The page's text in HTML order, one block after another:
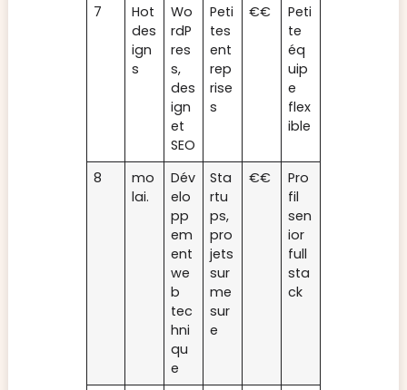
7
Hot
des
ign
s
Wo
rdP
res
s,
des
ign
et
SEO
Peti
tes
ent
rep
rise
s
€€
Peti
te
éq
uip
e
flex
ible
8
mo
lai.
Dév
elo
pp
em
ent
we
b
tec
hni
qu
e
Sta
rtu
ps,
pro
jets
sur
me
sur
e
€€
Pro
fil
sen
ior
full
sta
ck